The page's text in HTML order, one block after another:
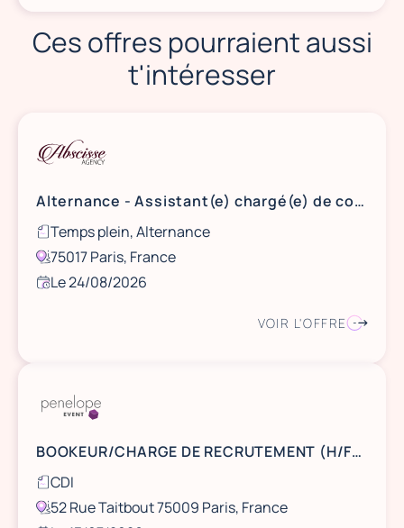
Ces offres pourraient aussi
t'intéresser
Alternance - Assistant(e) chargé(e) de coordination & relation client
Temps plein, Alternance
75017 Paris, France
Le 24/08/2026
VOIR L'OFFRE
BOOKEUR/CHARGE DE RECRUTEMENT (H/F)-CDI-ASAP-PENELOPE EVENT
CDI
52 Rue Taitbout 75009 Paris, France